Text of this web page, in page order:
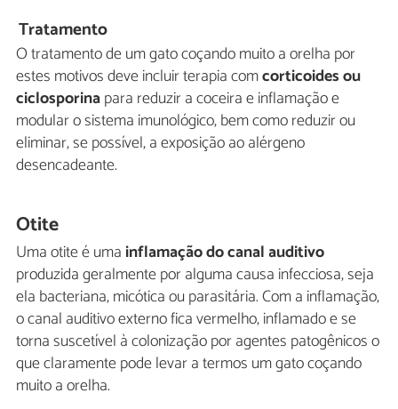
Tratamento
O tratamento de um gato coçando muito a orelha por
estes motivos deve incluir terapia comcorticoides ou
ciclosporinapara reduzir a coceira e inflamação e
modular o sistema imunológico, bem como reduzir ou
eliminar, se possível, a exposição ao alérgeno
desencadeante.
Otite
Uma otite é uma inflamação do canal auditivo
produzida geralmente por alguma causa infecciosa, seja
ela bacteriana, micótica ou parasitária. Com a inflamação,
o canal auditivo externo fica vermelho, inflamado e se
torna suscetível à colonização por agentes patogênicos o
que claramente pode levar a termos um gato coçando
muito a orelha.